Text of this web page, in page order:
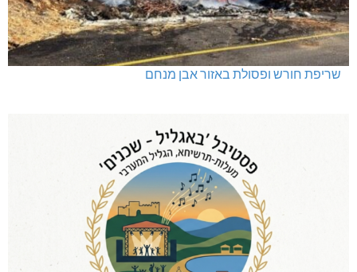
שריפת חורש ופסולת באזור אבן מנחם